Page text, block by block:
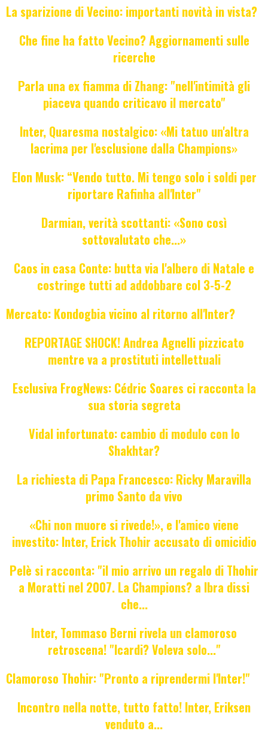
La sparizione di Vecino: importanti novità in vista?
Che fine ha fatto Vecino? Aggiornamenti sulle
ricerche
Parla una ex fiamma di Zhang: "nell'intimità gli
piaceva quando criticavo il mercato"
Inter, Quaresma nostalgico: «Mi tatuo un'altra
lacrima per l'esclusione dalla Champions»
Elon Musk: “Vendo tutto. Mi tengo solo i soldi per
riportare Rafinha all'Inter"
Darmian, verità scottanti: «Sono così
sottovalutato che...»
Caos in casa Conte: butta via l'albero di Natale e
costringe tutti ad addobbare col 3-5-2
Mercato: Kondogbia vicino al ritorno all'Inter?
REPORTAGE SHOCK! Andrea Agnelli pizzicato
mentre va a prostituti intellettuali
Esclusiva FrogNews: Cédric Soares ci racconta la
sua storia segreta
Vidal infortunato: cambio di modulo con lo
Shakhtar?
La richiesta di Papa Francesco: Ricky Maravilla
primo Santo da vivo
«Chi non muore si rivede!», e l'amico viene
investito: Inter, Erick Thohir accusato di omicidio
Pelè si racconta: "il mio arrivo un regalo di Thohir
a Moratti nel 2007. La Champions? a Ibra dissi
che...
Inter, Tommaso Berni rivela un clamoroso
retroscena! "Icardi? Voleva solo..."
Clamoroso Thohir: "Pronto a riprendermi l'Inter!"
Incontro nella notte, tutto fatto! Inter, Eriksen
venduto a...